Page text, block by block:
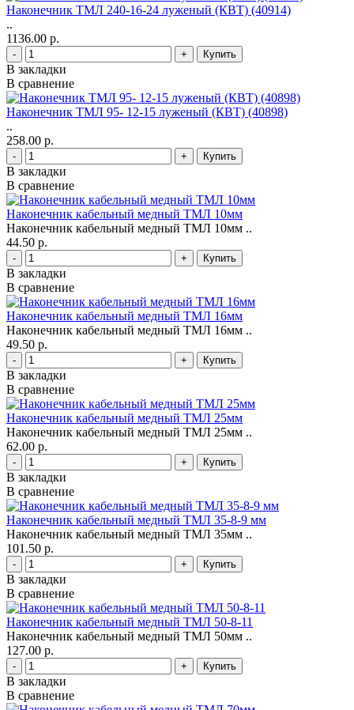
Наконечник ТМЛ 240-16-24 луженый (КВТ) (40914)
..
1136.00 р.
- +
В закладки
В сравнение
Наконечник ТМЛ 95- 12-15 луженый (КВТ) (40898)
..
258.00 р.
- +
В закладки
В сравнение
Наконечник кабельный медный ТМЛ 10мм
Наконечник кабельный медный ТМЛ 10мм ..
44.50 р.
- +
В закладки
В сравнение
Наконечник кабельный медный ТМЛ 16мм
Наконечник кабельный медный ТМЛ 16мм ..
49.50 р.
- +
В закладки
В сравнение
Наконечник кабельный медный ТМЛ 25мм
Наконечник кабельный медный ТМЛ 25мм ..
62.00 р.
- +
В закладки
В сравнение
Наконечник кабельный медный ТМЛ 35-8-9 мм
Наконечник кабельный медный ТМЛ 35мм ..
101.50 р.
- +
В закладки
В сравнение
Наконечник кабельный медный ТМЛ 50-8-11
Наконечник кабельный медный ТМЛ 50мм ..
127.00 р.
- +
В закладки
В сравнение